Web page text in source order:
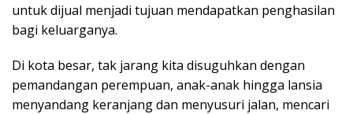
untuk dijual menjadi tujuan mendapatkan penghasilan
bagi keluarganya.
Di kota besar, tak jarang kita disuguhkan dengan
pemandangan perempuan, anak-anak hingga lansia
menyandang keranjang dan menyusuri jalan, mencari